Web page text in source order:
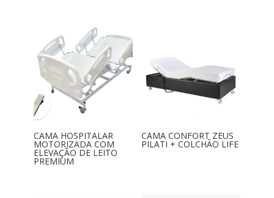
CAMA HOSPITALAR
MOTORIZADA COM
ELEVAÇÃO DE LEITO
PREMIUM
CAMA CONFORT ZEUS
PILATI + COLCHÃO LIFE